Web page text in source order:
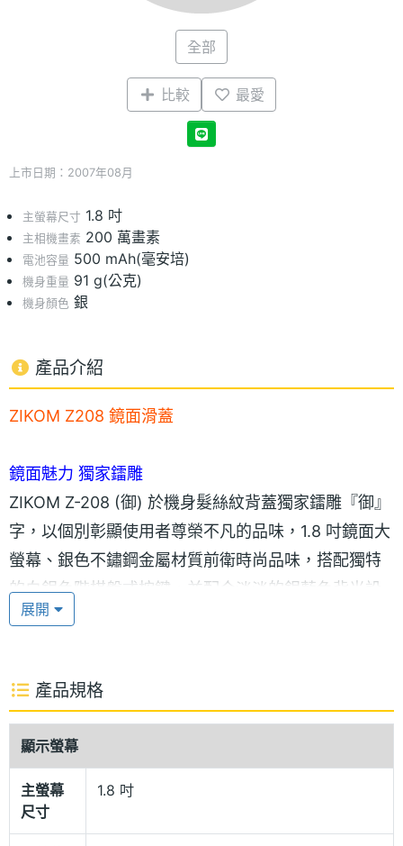
全部
比較 最愛
上市日期：2007年08月
主螢幕尺寸 1.8 吋
主相機畫素 200 萬畫素
電池容量 500 mAh(毫安培)
機身重量 91 g(公克)
機身顏色 銀
產品介紹
ZIKOM Z208 鏡面滑蓋
鏡面魅力 獨家鐳雕
ZIKOM Z-208 (御) 於機身髮絲紋背蓋獨家鐳雕『御』
字，以個別彰顯使用者尊榮不凡的品味，1.8 吋鏡面大
螢幕、銀色不鏽鋼金屬材質前衛時尚品味，搭配獨特
的白銀色階棋盤式按鍵，並配合淡淡的銀藍色背光設
計，任誰第一眼見到『御』都會印象深刻。
機身側面除了具備拍照功能快速鍵設計外，若想來點
可供快速選擇拍照。ZIKOM 『御』具備高規 200 萬
照像畫素能拍出色彩鮮明、線條飽和的生活照喔。
展開
產品規格
顯示螢幕
主螢幕
尺寸
1.8 吋